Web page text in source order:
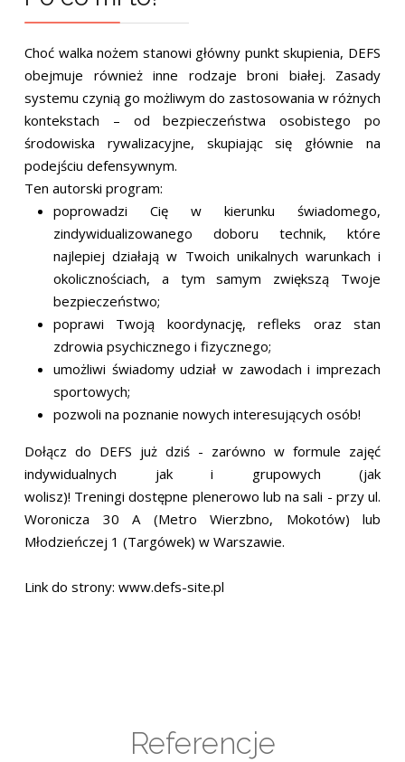
Choć walka nożem stanowi główny punkt skupienia, DEFS
obejmuje również inne rodzaje broni białej. Zasady
systemu czynią go możliwym do zastosowania w różnych
kontekstach – od bezpieczeństwa osobistego po
środowiska rywalizacyjne, skupiając się głównie na
podejściu defensywnym.
Ten autorski program:
poprowadzi Cię w kierunku świadomego,
zindywidualizowanego doboru technik, które
najlepiej działają w Twoich unikalnych warunkach i
okolicznościach, a tym samym zwiększą Twoje
bezpieczeństwo;
poprawi Twoją koordynację, refleks oraz stan
zdrowia psychicznego i fizycznego;
umożliwi świadomy udział w zawodach i imprezach
sportowych;
pozwoli na poznanie nowych interesujących osób!
Dołącz do DEFS już dziś - zarówno w formule zajęć
indywidualnych jak i grupowych (jak
wolisz)! Treningi dostępne plenerowo lub na sali - przy ul.
Woronicza 30 A (Metro Wierzbno, Mokotów) lub
Młodzieńczej 1 (Targówek) w Warszawie.
Link do strony: www.defs-site.pl
Referencje